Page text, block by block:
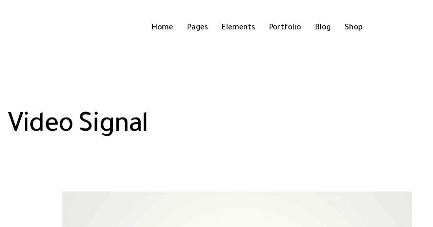
Home Pages Elements Portfolio Blog Shop
Video Signal